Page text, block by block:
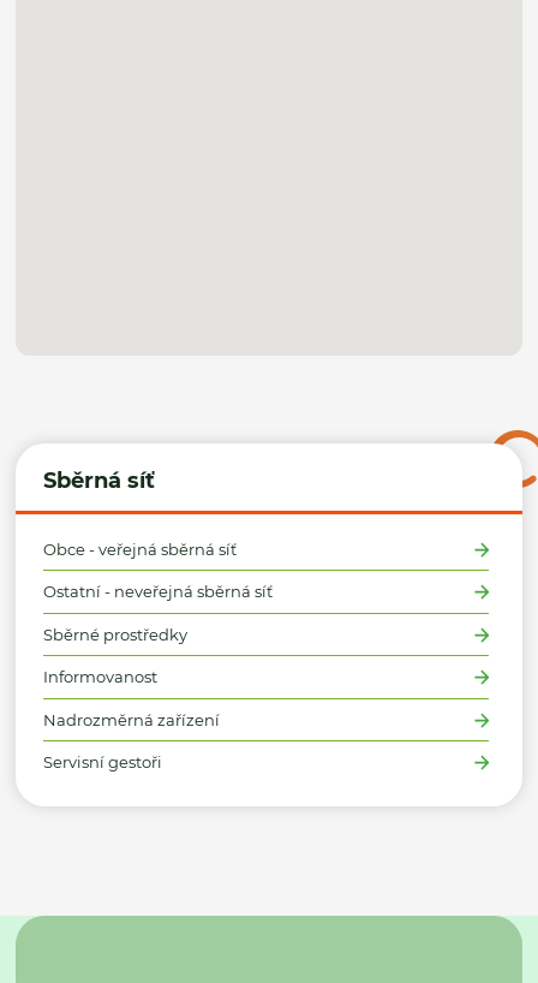
Sběrná síť
Obce - veřejná sběrná síť
Ostatní - neveřejná sběrná síť
Sběrné prostředky
Informovanost
Nadrozměrná zařízení
Servisní gestoři